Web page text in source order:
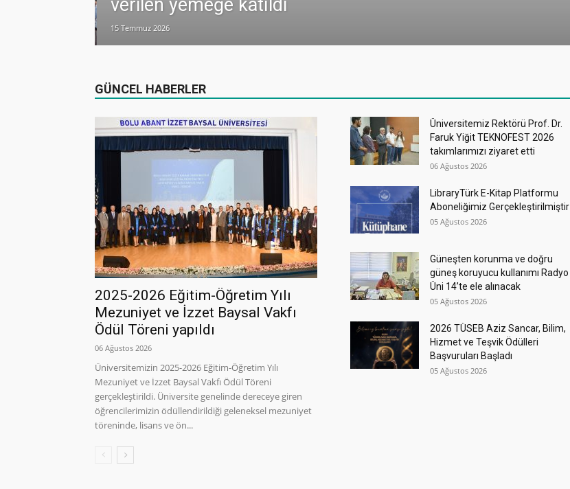
verilen yemeğe katıldı
15 Temmuz 2026
GÜNCEL HABERLER
2025-2026 Eğitim-Öğretim Yılı
Mezuniyet ve İzzet Baysal Vakfı
Ödül Töreni yapıldı
06 Ağustos 2026
Üniversitemizin 2025-2026 Eğitim-Öğretim Yılı
Mezuniyet ve İzzet Baysal Vakfı Ödül Töreni
gerçekleştirildi. Üniversite genelinde dereceye giren
öğrencilerimizin ödüllendirildiği geleneksel mezuniyet
töreninde, lisans ve ön...
Üniversitemiz Rektörü Prof. Dr.
Faruk Yiğit TEKNOFEST 2026
takımlarımızı ziyaret etti
06 Ağustos 2026
LibraryTürk E-Kitap Platformu
Aboneliğimiz Gerçekleştirilmiştir
05 Ağustos 2026
Güneşten korunma ve doğru
güneş koruyucu kullanımı Radyo
Üni 14’te ele alınacak
05 Ağustos 2026
2026 TÜSEB Aziz Sancar, Bilim,
Hizmet ve Teşvik Ödülleri
Başvuruları Başladı
05 Ağustos 2026